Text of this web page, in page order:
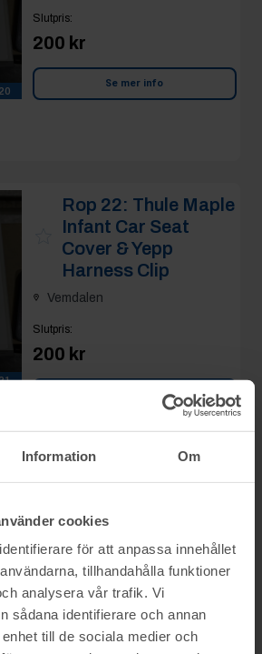
Information Om
cookies
för att anpassa innehållet
tillhandahålla funktioner
analysera vår trafik. Vi
sådana identifierare och annan
till de sociala medier och
Slutpris:
200 kr
Se mer info
Rop 22: Thule Maple
Infant Car Seat
Cover & Yepp
Harness Clip
Vemdalen
Slutpris:
200 kr
Se mer info
Axle Adapter Maxle
cykelvagnskoppling.
Vemdalen
Slutpris:
200 kr